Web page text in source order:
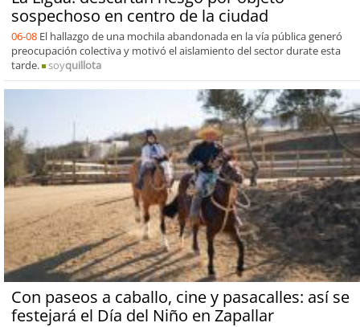
sospechoso en centro de la ciudad
06-08 El hallazgo de una mochila abandonada en la vía pública generó
preocupación colectiva y motivó el aislamiento del sector durate esta
tarde.
soyquillota
Con paseos a caballo, cine y pasacalles: así se
festejará el Día del Niño en Zapallar